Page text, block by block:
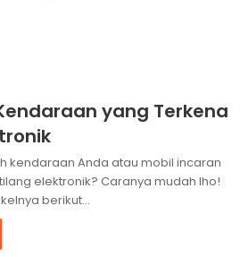
yang Terkena
kendaraan Anda atau mobil incaran
elektronik? Caranya mudah lho!
berikut…